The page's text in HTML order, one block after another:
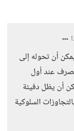
أن تحوله إلى
عند أول
أن يظل دفيئة
السلوكية